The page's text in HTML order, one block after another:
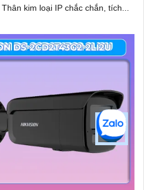
hồng ngoại 80m cho ban đêm. Thân kim loại IP chắc chắn, tích...